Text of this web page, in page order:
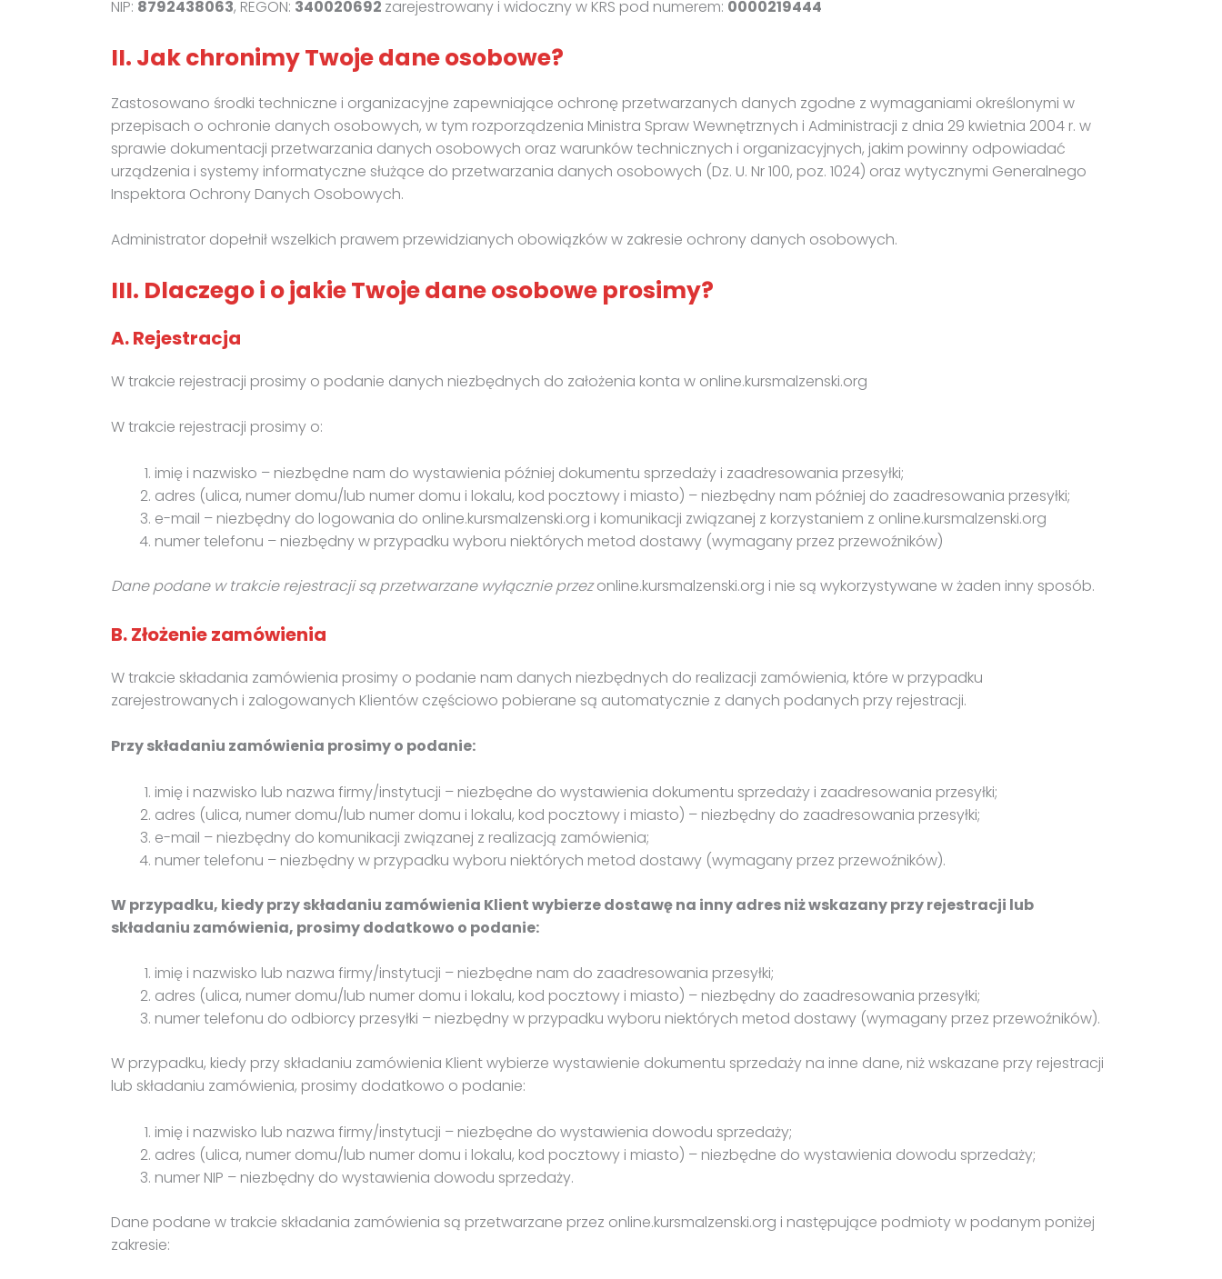
NIP: 8792438063, REGON: 340020692 zarejestrowany i widoczny w KRS pod numerem: 0000219444
II. Jak chronimy Twoje dane osobowe?
Zastosowano środki techniczne i organizacyjne zapewniające ochronę przetwarzanych danych zgodne z wymaganiami określonymi w
przepisach o ochronie danych osobowych, w tym rozporządzenia Ministra Spraw Wewnętrznych i Administracji z dnia 29 kwietnia 2004 r. w
sprawie dokumentacji przetwarzania danych osobowych oraz warunków technicznych i organizacyjnych, jakim powinny odpowiadać
urządzenia i systemy informatyczne służące do przetwarzania danych osobowych (Dz. U. Nr 100, poz. 1024) oraz wytycznymi Generalnego
Inspektora Ochrony Danych Osobowych.
Administrator dopełnił wszelkich prawem przewidzianych obowiązków w zakresie ochrony danych osobowych.
III. Dlaczego i o jakie Twoje dane osobowe prosimy?
A. Rejestracja
W trakcie rejestracji prosimy o podanie danych niezbędnych do założenia konta w online.kursmalzenski.org
W trakcie rejestracji prosimy o:
imię i nazwisko – niezbędne nam do wystawienia później dokumentu sprzedaży i zaadresowania przesyłki;
adres (ulica, numer domu/lub numer domu i lokalu, kod pocztowy i miasto) – niezbędny nam później do zaadresowania przesyłki;
e-mail – niezbędny do logowania do online.kursmalzenski.org i komunikacji związanej z korzystaniem z online.kursmalzenski.org
numer telefonu – niezbędny w przypadku wyboru niektórych metod dostawy (wymagany przez przewoźników)
Dane podane w trakcie rejestracji są przetwarzane wyłącznie przezonline.kursmalzenski.org i nie są wykorzystywane w żaden inny sposób.
B. Złożenie zamówienia
W trakcie składania zamówienia prosimy o podanie nam danych niezbędnych do realizacji zamówienia, które w przypadku
zarejestrowanych i zalogowanych Klientów częściowo pobierane są automatycznie z danych podanych przy rejestracji.
Przy składaniu zamówienia prosimy o podanie:
imię i nazwisko lub nazwa firmy/instytucji – niezbędne do wystawienia dokumentu sprzedaży i zaadresowania przesyłki;
adres (ulica, numer domu/lub numer domu i lokalu, kod pocztowy i miasto) – niezbędny do zaadresowania przesyłki;
e-mail – niezbędny do komunikacji związanej z realizacją zamówienia;
numer telefonu – niezbędny w przypadku wyboru niektórych metod dostawy (wymagany przez przewoźników).
W przypadku, kiedy przy składaniu zamówienia Klient wybierze dostawę na inny adres niż wskazany przy rejestracji lub
składaniu zamówienia, prosimy dodatkowo o podanie:
imię i nazwisko lub nazwa firmy/instytucji – niezbędne nam do zaadresowania przesyłki;
adres (ulica, numer domu/lub numer domu i lokalu, kod pocztowy i miasto) – niezbędny do zaadresowania przesyłki;
numer telefonu do odbiorcy przesyłki – niezbędny w przypadku wyboru niektórych metod dostawy (wymagany przez przewoźników).
W przypadku, kiedy przy składaniu zamówienia Klient wybierze wystawienie dokumentu sprzedaży na inne dane, niż wskazane przy rejestracji
lub składaniu zamówienia, prosimy dodatkowo o podanie:
imię i nazwisko lub nazwa firmy/instytucji – niezbędne do wystawienia dowodu sprzedaży;
adres (ulica, numer domu/lub numer domu i lokalu, kod pocztowy i miasto) – niezbędne do wystawienia dowodu sprzedaży;
numer NIP – niezbędny do wystawienia dowodu sprzedaży.
Dane podane w trakcie składania zamówienia są przetwarzane przez online.kursmalzenski.org i następujące podmioty w podanym poniżej
zakresie: